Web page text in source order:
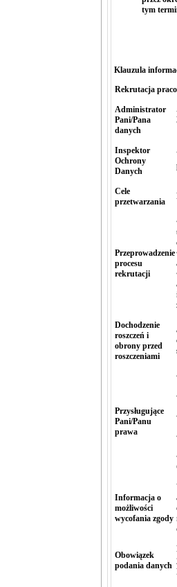
tym
Klauzula
Rekrutacja
Administrator
Pani/Pana
danych
Inspektor
Ochrony
Danych
Cele
przetwarzania
Przeprowadzenie
procesu
rekrutacji
Dochodzenie
roszczeń i
obrony przed
roszczeniami
Przysługujące
Pani/Panu
prawa
Informacja o
możliwości
wycofania zgody
Obowiązek
podania danych